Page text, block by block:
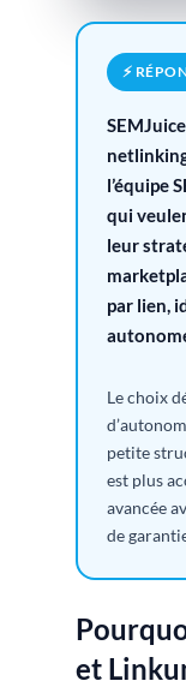
⚡
l’équipe
qui
leur
par lien,
Le choix
petite
est plus
avancée
de
et